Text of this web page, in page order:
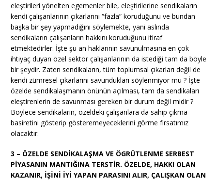
eleştirileri yönelten egemenler bile, eleştirilerine sendikaların
kendi çalışanlarının çıkarlarını “fazla” koruduğunu ve bundan
başka bir şey yapmadığını söylemekte, yani aslında
sendikaların çalışanların hakkını koruduğunu itiraf
etmektedirler. İşte şu an haklarının savunulmasına en çok
ihtiyaç duyan özel sektör çalışanlarının da istediği tam da böyle
bir şeydir. Zaten sendikaların, tüm toplumsal çıkarları değil de
kendi zümresel çıkarlarını savundukları söylenmiyor mu ? İşte
özelde sendikalaşmanın önünün açılması, tam da sendikaları
eleştirenlerin de savunması gereken bir durum değil midir ?
Böylece sendikaların, özeldeki çalışanlara da sahip çıkma
basiretini gösterip gösteremeyeceklerini görme fırsatımız
olacaktır.
3 – ÖZELDE SENDİKALAŞMA VE ÖGRÜTLENME SERBEST
PİYASANIN MANTIĞINA TERSTİR. ÖZELDE, HAKKI OLAN
KAZANIR, İŞİNİ İYİ YAPAN PARASINI ALIR, ÇALIŞKAN OLAN